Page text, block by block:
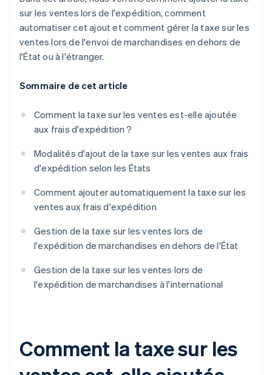
sur les ventes lors de l'expédition, comment
automatiser cet ajout et comment gérer la taxe sur les
ventes lors de l'envoi de marchandises en dehors de
l'État ou à l'étranger.
Sommaire de cet article
Comment la taxe sur les ventes est-elle ajoutée
aux frais d'expédition ?
Modalités d'ajout de la taxe sur les ventes aux frais
d'expédition selon les États
Comment ajouter automatiquement la taxe sur les
ventes aux frais d'expédition
Gestion de la taxe sur les ventes lors de
l'expédition de marchandises en dehors de l'État
Gestion de la taxe sur les ventes lors de
l'expédition de marchandises à l'international
Comment la taxe sur les